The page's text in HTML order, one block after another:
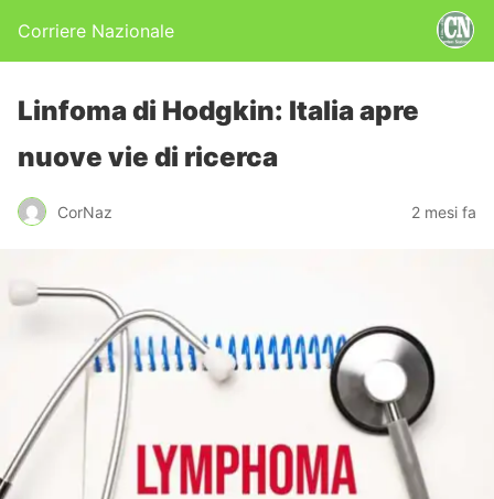
Corriere Nazionale
Linfoma di Hodgkin: Italia apre
nuove vie di ricerca
CorNaz 2 mesi fa